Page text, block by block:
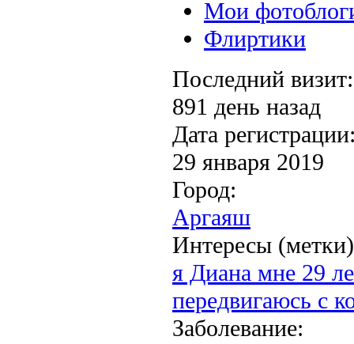
Мои
Флиртики
Последний визит:
891 день назад
Дата
29 января 2019
Город:
Аргаяш
Интересы
я Диана мне 29
передвигаюсь с
Заболевание: